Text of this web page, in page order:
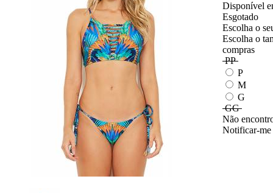
Disponível
Esgotado
Escolha o
Escolha o
compras
PP
P
M
G
GG
Não
Notificar-me